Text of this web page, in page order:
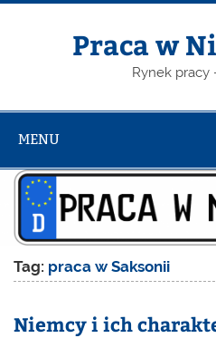
Skip
Praca w
Rynek pracy
MENU
Tag: praca w Saksonii
Niemcy i ich